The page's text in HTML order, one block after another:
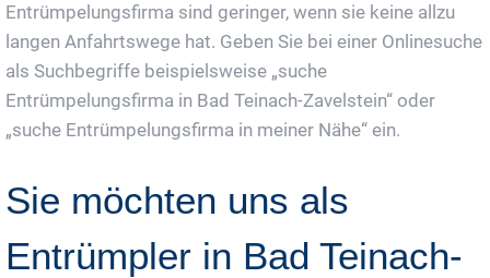
Entrümpelungsfirma sind geringer, wenn sie keine allzu
langen Anfahrtswege hat. Geben Sie bei einer Onlinesuche
als Suchbegriffe beispielsweise „suche
Entrümpelungsfirma in Bad Teinach-Zavelstein“ oder
„suche Entrümpelungsfirma in meiner Nähe“ ein.
Sie möchten uns als
Entrümpler in Bad Teinach-